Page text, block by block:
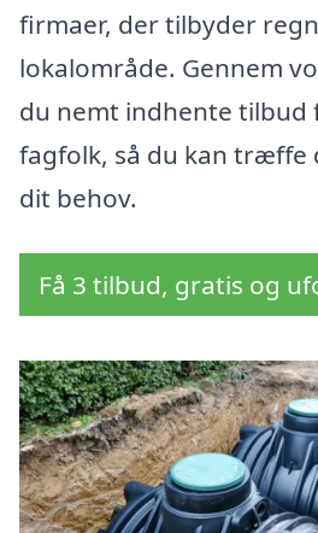
firmaer, der tilbyder
lokalområde. Gennem
du nemt indhente tilbud
fagfolk, så du kan træffe
dit behov.
Få 3 tilbud, gratis og